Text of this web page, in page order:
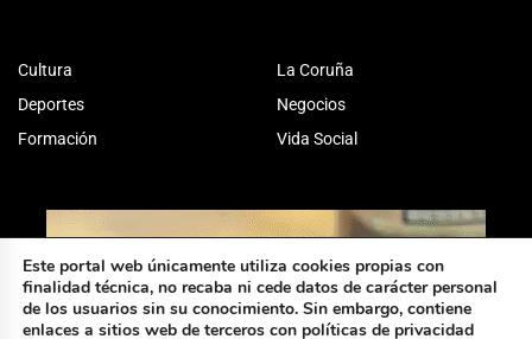
Cultura
Deportes
Formación
La Coruña
Negocios
Vida Social
Este portal web únicamente utiliza cookies propias con
finalidad técnica, no recaba ni cede datos de carácter personal
de los usuarios sin su conocimiento. Sin embargo, contiene
enlaces a sitios web de terceros con políticas de privacidad